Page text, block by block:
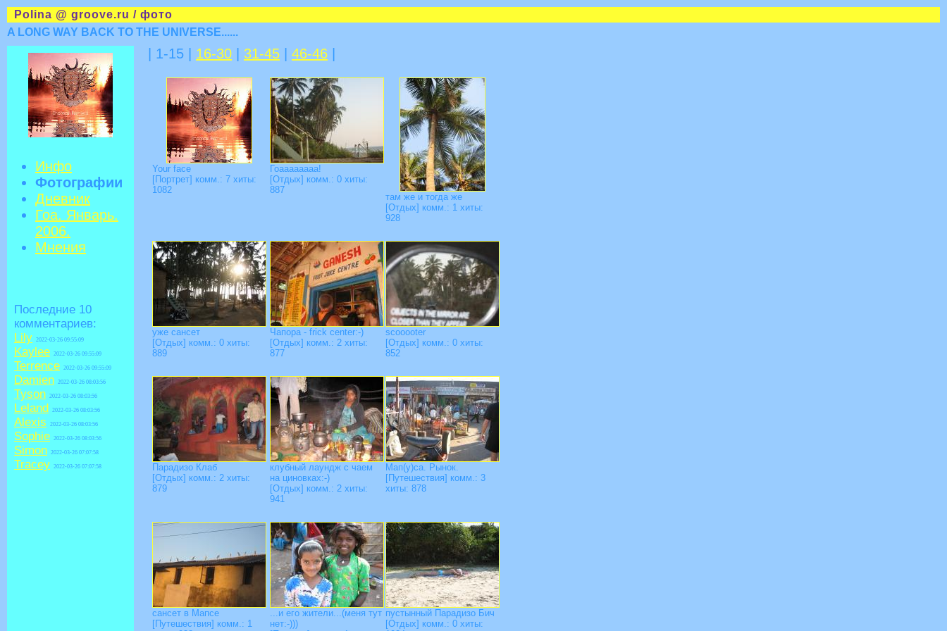
Polina @ groove.ru / фото
A LONG WAY BACK TO THE UNIVERSE......
Инфо
Фотографии
Дневник
Гоа. Январь.
2006.
Мнения
Последние 10
комментариев:
Lily 2022-03-26 09:55:09
Kaylee 2022-03-26 09:55:09
Terrence 2022-03-26 09:55:09
Damien 2022-03-26 08:03:56
Tyson 2022-03-26 08:03:56
Leland 2022-03-26 08:03:56
Alexis 2022-03-26 08:03:56
Sophie 2022-03-26 08:03:56
Simon 2022-03-26 07:07:58
Tracey 2022-03-26 07:07:58
| 1-15 | 16-30 31-45 46-46
Your face
[Портрет] комм.: 7 хиты:
1082
Гоаааааааа!
[Отдых] комм.: 0 хиты:
887
там же и тогда же
[Отдых] комм.: 1 хиты:
928
уже сансет
[Отдых] комм.: 0 хиты:
889
Чапора - frick center:-)
[Отдых] комм.: 2 хиты:
877
scooooter
[Отдых] комм.: 0 хиты:
852
Парадизо Клаб
[Отдых] комм.: 2 хиты:
879
клубный лаундж с чаем
на циновках:-)
[Отдых] комм.: 2 хиты:
941
Мап(у)са. Рынок.
[Путешествия] комм.: 3
хиты: 878
сансет в Мапсе
[Путешествия] комм.: 1
...и его жители...(меня тут
нет:-)))
пустынный Парадизо Бич
[Отдых] комм.: 0 хиты: